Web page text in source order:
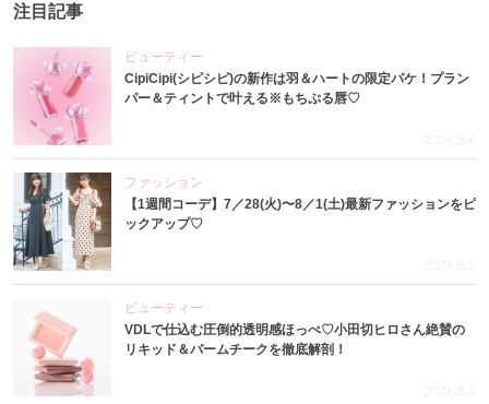
注目記事
ビューティー
CipiCipi(シピシピ)の新作は羽＆ハートの限定パケ！プラン
パー＆ティントで叶える※もちぷる唇♡
2026.8.6
ファッション
【1週間コーデ】7／28(火)〜8／1(土)最新ファッションをピ
ックアップ♡
2026.8.5
ビューティー
VDLで仕込む圧倒的透明感ほっぺ♡小田切ヒロさん絶賛の
リキッド＆バームチークを徹底解剖！
2026.8.4